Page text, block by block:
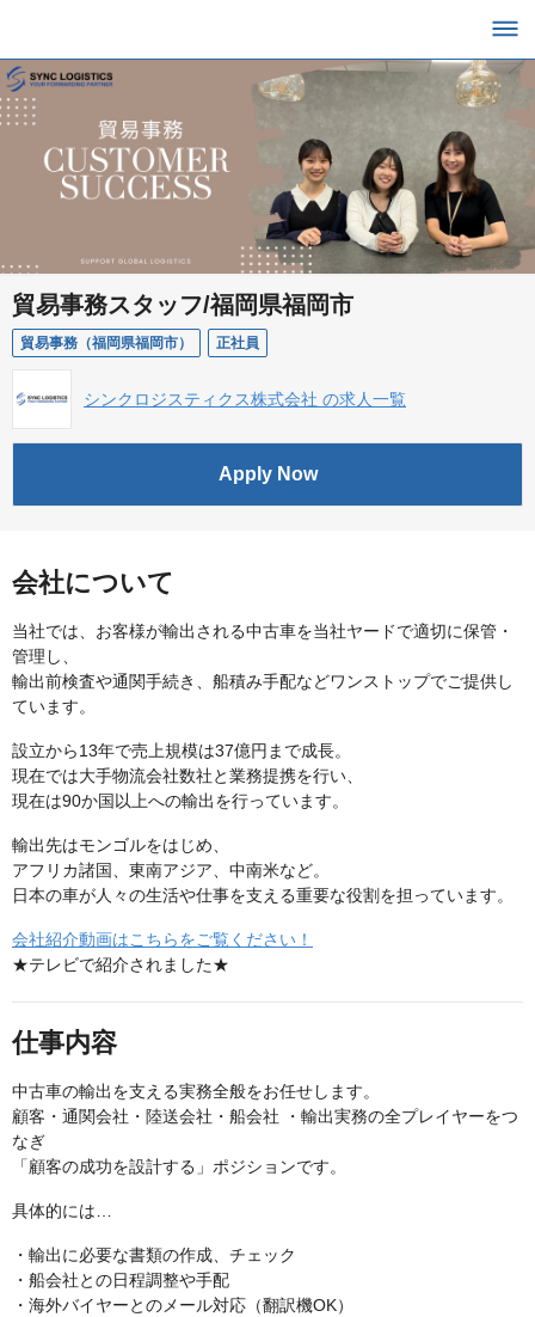
貿易事務スタッフ/福岡県福岡市
貿易事務（福岡県福岡市） 正社員
シンクロジスティクス株式会社 の求人一覧
Apply Now
会社について
当社では、お客様が輸出される中古車を当社ヤードで適切に保管・
管理し、
輸出前検査や通関手続き、船積み手配などワンストップでご提供し
ています。
設立から13年で売上規模は37億円まで成長。
現在では大手物流会社数社と業務提携を行い、
現在は90か国以上への輸出を行っています。
輸出先はモンゴルをはじめ、
アフリカ諸国、東南アジア、中南米など。
日本の車が人々の生活や仕事を支える重要な役割を担っています。
会社紹介動画はこちらをご覧ください！
★テレビで紹介されました★
仕事内容
中古車の輸出を支える実務全般をお任せします。
顧客・通関会社・陸送会社・船会社 ・輸出実務の全プレイヤーをつ
なぎ
「顧客の成功を設計する」ポジションです。
具体的には…
・輸出に必要な書類の作成、チェック
・船会社との日程調整や手配
・海外バイヤーとのメール対応（翻訳機OK）